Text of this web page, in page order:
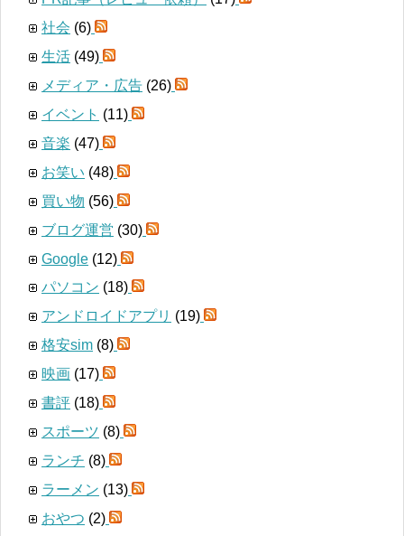
社会 (6)
生活 (49)
メディア・広告 (26)
イベント (11)
音楽 (47)
お笑い (48)
買い物 (56)
ブログ運営 (30)
Google (12)
パソコン (18)
アンドロイドアプリ (19)
格安sim (8)
映画 (17)
書評 (18)
スポーツ (8)
ランチ (8)
ラーメン (13)
おやつ (2)